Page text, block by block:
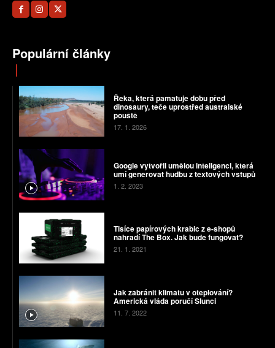
Populární články
Řeka, která pamatuje dobu před
dinosaury, teče uprostřed australské
pouště
17. 1. 2026
Google vytvořil umělou inteligenci, která
umí generovat hudbu z textových vstupů
1. 2. 2023
Tisíce papírových krabic z e-shopů
nahradí The Box. Jak bude fungovat?
21. 1. 2021
Jak zabránit klimatu v oteplování?
Americká vláda poručí Slunci
11. 7. 2022